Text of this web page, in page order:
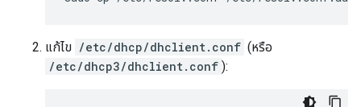
แก้ไข /etc/dhcp/dhclient.conf (หรือ
/etc/dhcp3/dhclient.conf ):